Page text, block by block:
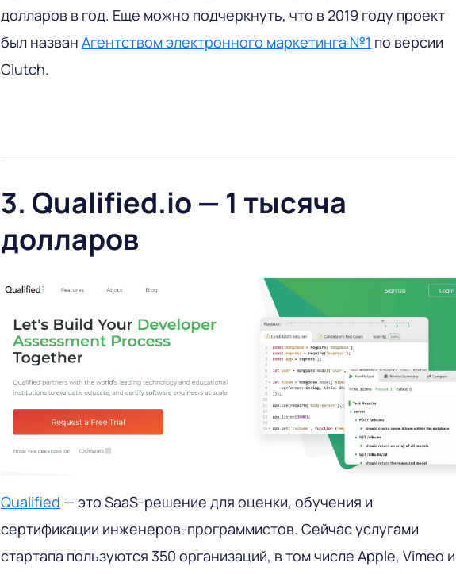
долларов в год. Еще можно подчеркнуть, что в 2019 году проект
был назван Агентством электронного маркетинга №1 по версии
Clutch.
3. Qualified.io — 1 тысяча
долларов
Qualified — это SaaS-решение для оценки, обучения и
сертификации инженеров-программистов. Сейчас услугами
стартапа пользуются 350 организаций, в том числе Apple, Vimeo и